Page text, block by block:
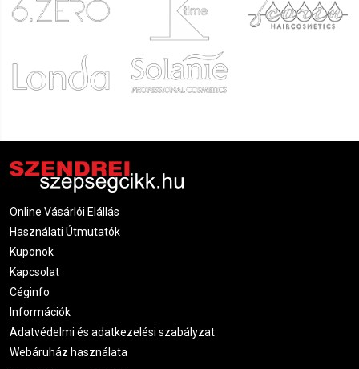
Online Vásárlói Elállás
Használati Útmutatók
Kuponok
Kapcsolat
Céginfo
Információk
Adatvédelmi és adatkezelési szabályzat
Webáruház használata